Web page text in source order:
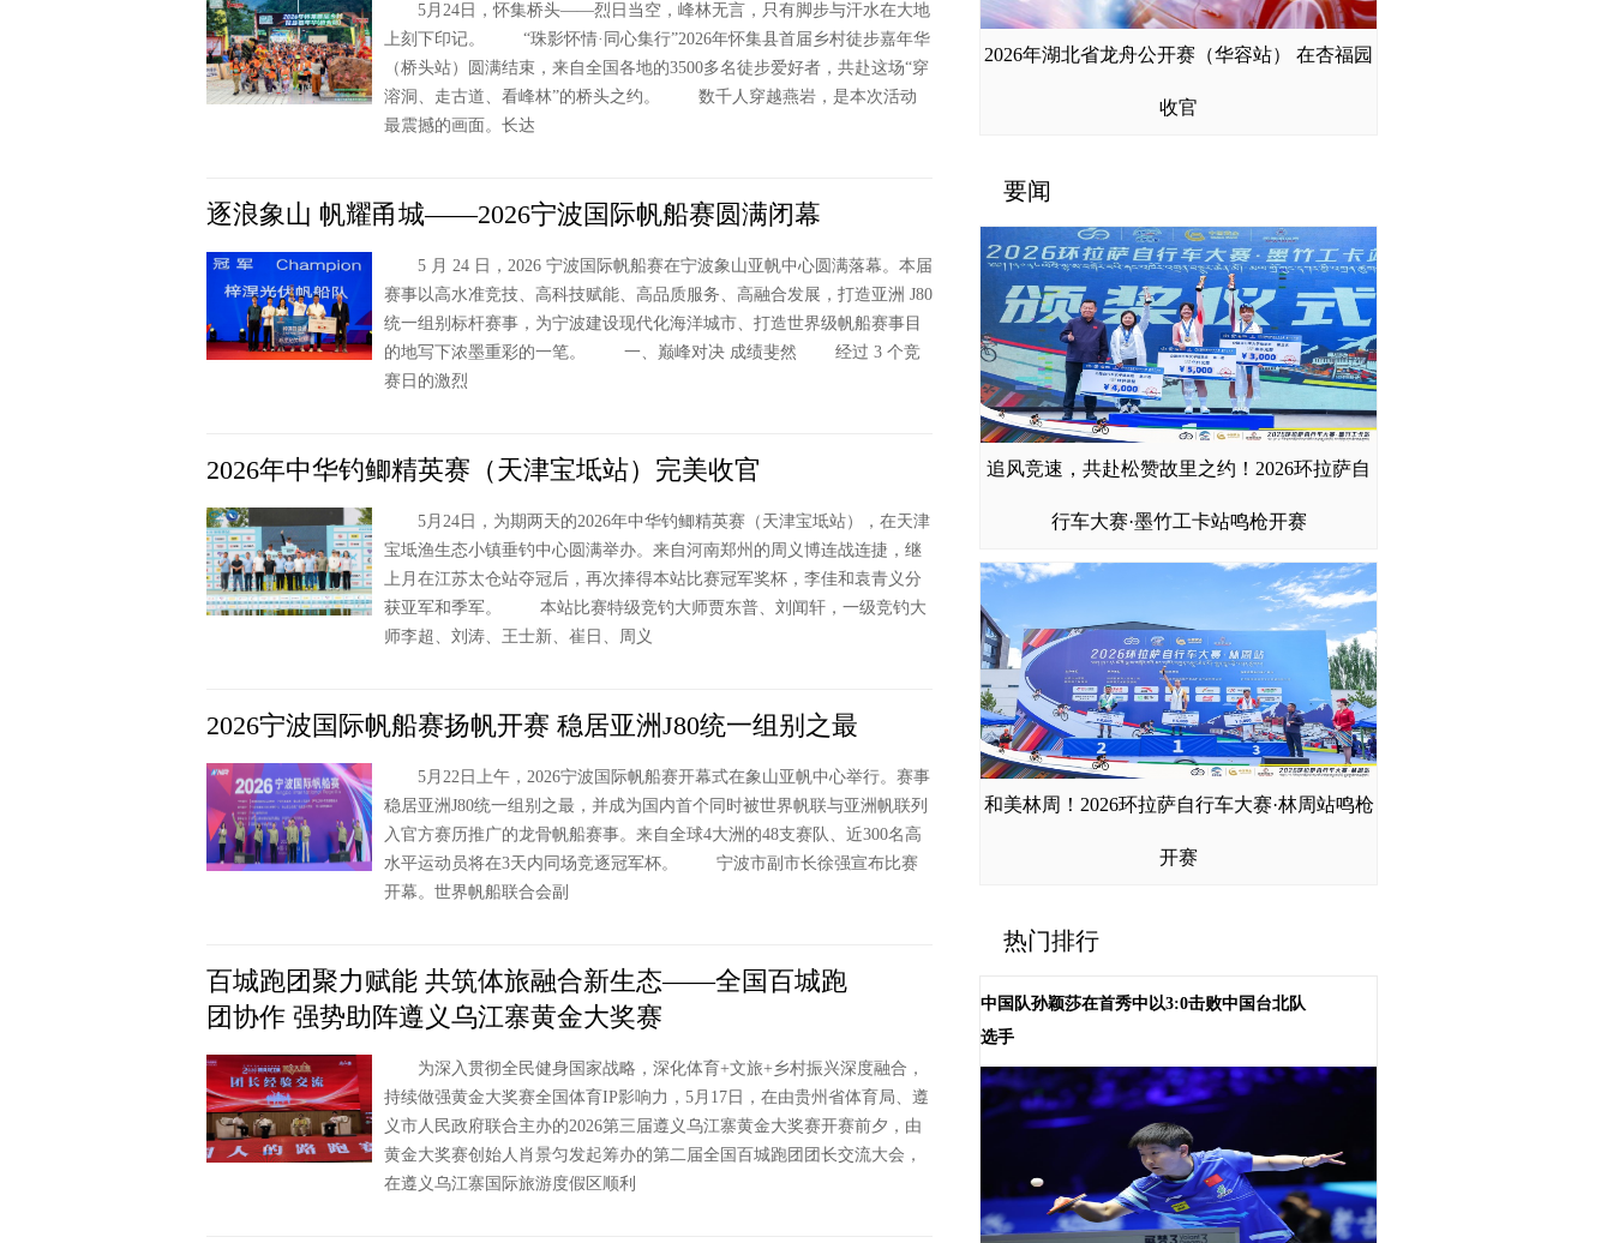
5月24日，怀集桥头——烈日当空，峰林无言，只有脚步与汗水在大地
上刻下印记。 “珠影怀情·同心集行”2026年怀集县首届乡村徒步嘉年华
（桥头站）圆满结束，来自全国各地的3500多名徒步爱好者，共赴这场“穿
溶洞、走古道、看峰林”的桥头之约。 数千人穿越燕岩，是本次活动
最震撼的画面。长达
逐浪象山 帆耀甬城——2026宁波国际帆船赛圆满闭幕
5 月 24 日，2026 宁波国际帆船赛在宁波象山亚帆中心圆满落幕。本届
赛事以高水准竞技、高科技赋能、高品质服务、高融合发展，打造亚洲 J80
统一组别标杆赛事，为宁波建设现代化海洋城市、打造世界级帆船赛事目
的地写下浓墨重彩的一笔。 一、巅峰对决 成绩斐然 经过 3 个竞
赛日的激烈
2026年中华钓鲫精英赛（天津宝坻站）完美收官
5月24日，为期两天的2026年中华钓鲫精英赛（天津宝坻站），在天津
宝坻渔生态小镇垂钓中心圆满举办。来自河南郑州的周义博连战连捷，继
上月在江苏太仓站夺冠后，再次捧得本站比赛冠军奖杯，李佳和袁青义分
获亚军和季军。 本站比赛特级竞钓大师贾东普、刘闻轩，一级竞钓大
师李超、刘涛、王士新、崔日、周义
2026宁波国际帆船赛扬帆开赛 稳居亚洲J80统一组别之最
5月22日上午，2026宁波国际帆船赛开幕式在象山亚帆中心举行。赛事
稳居亚洲J80统一组别之最，并成为国内首个同时被世界帆联与亚洲帆联列
入官方赛历推广的龙骨帆船赛事。来自全球4大洲的48支赛队、近300名高
水平运动员将在3天内同场竞逐冠军杯。 宁波市副市长徐强宣布比赛
开幕。世界帆船联合会副
百城跑团聚力赋能 共筑体旅融合新生态——全国百城跑
团协作 强势助阵遵义乌江寨黄金大奖赛
为深入贯彻全民健身国家战略，深化体育+文旅+乡村振兴深度融合，
持续做强黄金大奖赛全国体育IP影响力，5月17日，在由贵州省体育局、遵
义市人民政府联合主办的2026第三届遵义乌江寨黄金大奖赛开赛前夕，由
黄金大奖赛创始人肖景匀发起筹办的第二届全国百城跑团团长交流大会，
在遵义乌江寨国际旅游度假区顺利
丁彦雨航牵手2026全国村BA活动，共谱新篇！
RUDY璐迪干货满满：跑步骑行登山眼镜怎么挑？
广州全屋定制避坑指南
22℃洛南迎盛事 三百钓手竞风流 ​2026“全能王”全
2026年湖北省龙舟公开赛（华容站） 在杏福园
收官
要闻
追风竞速，共赴松赞故里之约！2026环拉萨自
行车大赛·墨竹工卡站鸣枪开赛
和美林周！2026环拉萨自行车大赛·林周站鸣枪
开赛
热门排行
中国队孙颖莎在首秀中以3:0击败中国台北队
选手